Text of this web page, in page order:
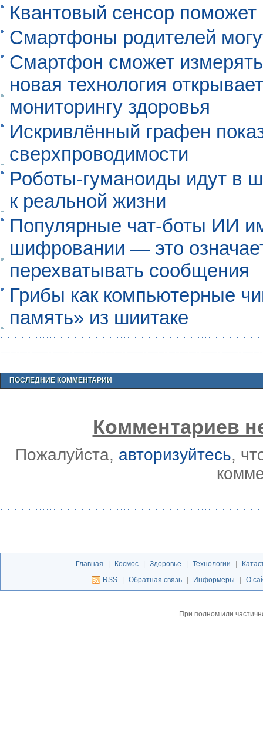
Квантовый сенсор
Смартфоны родителей
Смартфон сможет
новая технология
мониторингу здоровья
Искривлённый графен
сверхпроводимости
Роботы-гуманоиды идут в
к реальной жизни
Популярные чат-боты ИИ
шифровании — это
перехватывать сообщения
Грибы как компьютерные
память» из шиитаке
ПОСЛЕДНИЕ КОММЕНТАРИИ
Комментариев
Пожалуйста, авторизуйтесь,
Главная Космос Здоровье Технологии
RSS
Обратная связь Информеры О
При полном или